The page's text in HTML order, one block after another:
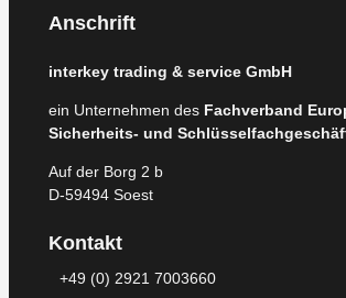
Anschrift
interkey trading & service GmbH
ein Unternehmen des Fachverband
Sicherheits- und
Auf der Borg 2 b
D-59494 Soest
Kontakt
+49 (0) 2921 7003660